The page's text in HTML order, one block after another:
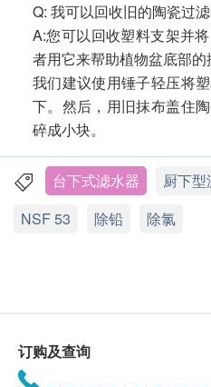
Q: 我可以回收旧的陶瓷过
A:您可以回收塑料支架并
者用它来帮助植物盆底部的
我们建议使用锤子轻压将
下。然后，用旧抹布盖住
碎成小块。
台下式滤水器 厨下型
NSF 53
除铅 除氯
订购及查询